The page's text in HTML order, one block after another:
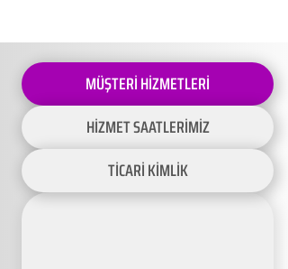
MÜŞTERİ HİZMETLERİ
HİZMET SAATLERİMİZ
TİCARİ KİMLİK